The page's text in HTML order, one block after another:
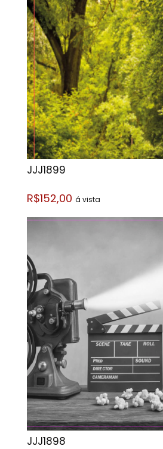
JJJ1899
R$152,00 á vista
JJJ1898